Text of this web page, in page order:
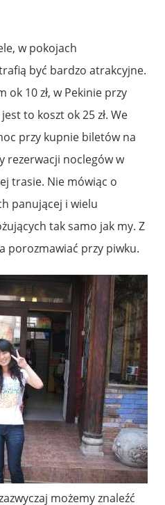
w pokojach
być bardzo atrakcyjne.
ok 10 zł, w Pekinie przy
to koszt ok 25 zł. We
przy kupnie biletów na
rezerwacji noclegów w
trasie. Nie mówiąc o
panującej i wielu
tak samo jak my. Z
porozmawiać przy piwku.
możemy znaleźć